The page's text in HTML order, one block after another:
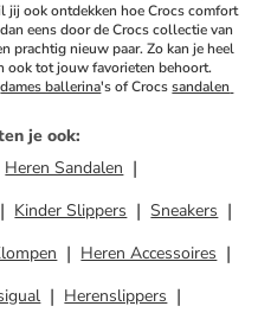
jij ook ontdekken hoe Crocs comfort
eens door de Crocs collectie van
prachtig nieuw paar. Zo kan je heel
ook tot jouw favorieten behoort.
dames ballerina's of Crocs sandalen
je ook:
Heren Sandalen
Kinder Slippers
Sneakers
Heren Accessoires
Herenslippers